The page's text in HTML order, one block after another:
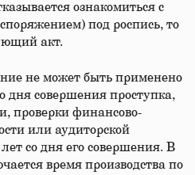
ознакомиться с
под роспись, то
акт.
не может быть применено
дня совершения проступка,
проверки финансово-
или аудиторской
со дня его совершения. В
время производства по